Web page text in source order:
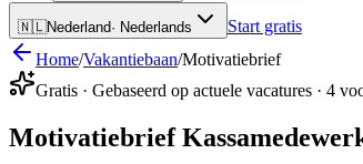
🇳🇱Nederland· Nederlands
Start gratis
Home/Vakantiebaan/Motivatiebrief
Gratis · Gebaseerd op actuele vacatures · 4
Motivatiebrief